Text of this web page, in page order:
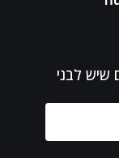
שיש לבני